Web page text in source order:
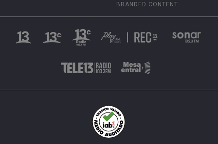
BRANDED CONTENT